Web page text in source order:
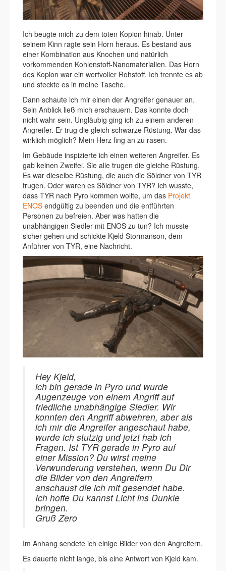
Ich beugte mich zu dem toten Kopion hinab. Unter
seinem Kinn ragte sein Horn heraus. Es bestand aus
einer Kombination aus Knochen und natürlich
vorkommenden Kohlenstoff-Nanomaterialien. Das Horn
des Kopion war ein wertvoller Rohstoff. Ich trennte es ab
und steckte es in meine Tasche.
Dann schaute ich mir einen der Angreifer genauer an.
Sein Anblick ließ mich erschauern. Das konnte doch
nicht wahr sein. Ungläubig ging ich zu einem anderen
Angreifer. Er trug die gleich schwarze Rüstung. War das
wirklich möglich? Mein Herz fing an zu rasen.
Im Gebäude inspizierte ich einen weiteren Angreifer. Es
gab keinen Zweifel. Sie alle trugen die gleiche Rüstung.
Es war dieselbe Rüstung, die auch die Söldner von TYR
trugen. Oder waren es Söldner von TYR? Ich wusste,
dass TYR nach Pyro kommen wollte, um das Projekt
ENOS endgültig zu beenden und die entführten
Personen zu befreien. Aber was hatten die
unabhängigen Siedler mit ENOS zu tun? Ich musste
sicher gehen und schickte Kjeld Stormanson, dem
Anführer von TYR, eine Nachricht.
Hey Kjeld,
ich bin gerade in Pyro und wurde
Augenzeuge von einem Angriff auf
friedliche unabhängige Siedler. Wir
konnten den Angriff abwehren, aber als
ich mir die Angreifer angeschaut habe,
wurde ich stutzig und jetzt hab ich
Fragen. Ist TYR gerade in Pyro auf
einer Mission? Du wirst meine
Verwunderung verstehen, wenn Du Dir
die Bilder von den Angreifern
anschaust die ich mit gesendet habe.
Ich hoffe Du kannst Licht ins Dunkle
bringen.
Gruß Zero
Im Anhang sendete ich einige Bilder von den Angreifern.
Es dauerte nicht lange, bis eine Antwort von Kjeld kam.